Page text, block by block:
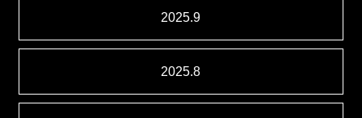
2025.9
2025.8